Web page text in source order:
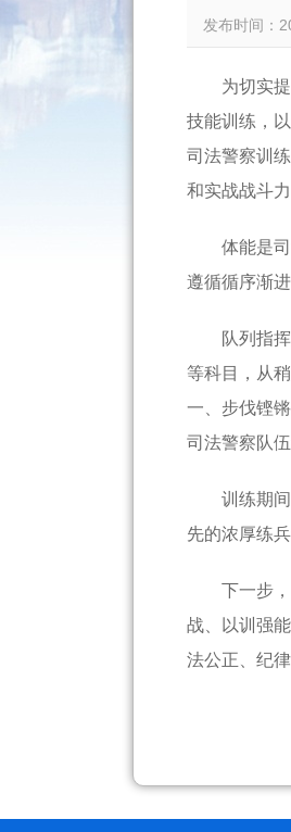
发布时间
为切实
技能训练，
司法警察训
和实战战斗力
体能是
遵循循序渐
队列指
等科目，从
一、步伐铿
司法警察队
训练期
先的浓厚练
下一步
战、以训强
法公正、纪